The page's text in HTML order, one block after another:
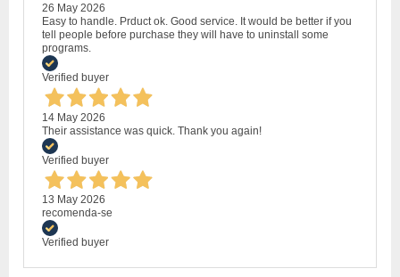
26 May 2026
Easy to handle. Prduct ok. Good service. It would be better if you
tell people before purchase they will have to uninstall some
programs.
Verified buyer
14 May 2026
Their assistance was quick. Thank you again!
Verified buyer
13 May 2026
recomenda-se
Verified buyer